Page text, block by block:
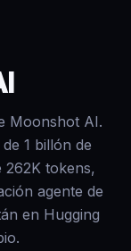
Moonshot AI.
1 billón de
262K tokens,
agente de
en Hugging